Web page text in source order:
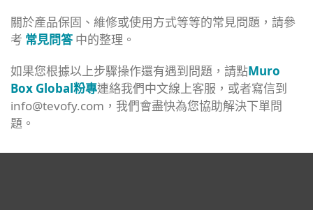
關於產品保固、維修或使用方式等等的常見問題，請參
考 常見問答中的整理。
如果您根據以上步驟操作還有遇到問題，請點Muro
Box Global粉專連絡我們中文線上客服，或者寫信到
info@tevofy.com，我們會盡快為您協助解決下單問
題。